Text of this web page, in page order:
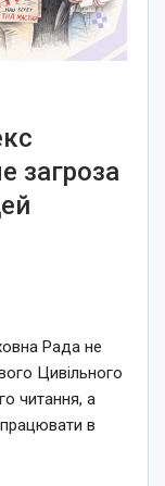
загроза
Рада не
Цивільного
читання, а
в